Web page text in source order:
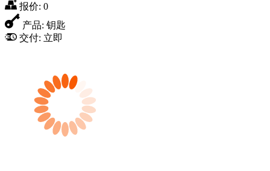
报价: 0
产品: 钥匙
交付: 立即